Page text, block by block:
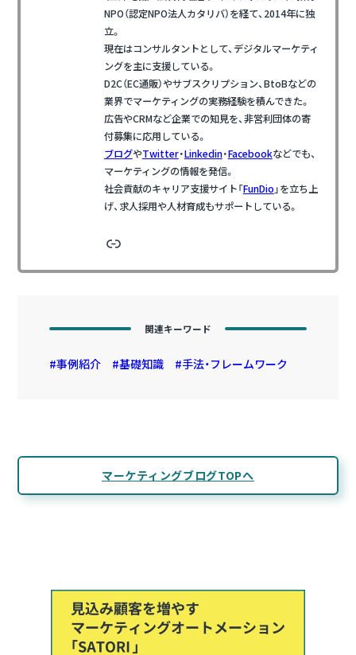
NPO（認定NPO法人カタリバ）を経て、2014年に独
立。
現在はコンサルタントとして、デジタルマーケティ
ングを主に支援している。
D2C（EC通販）やサブスクリプション、BtoBなどの
業界でマーケティングの実務経験を積んできた。
広告やCRMなど企業での知見を、非営利団体の寄
付募集に応用している。
ブログやTwitter・Linkedin・Facebookなどでも、
マーケティングの情報を発信。
社会貢献のキャリア支援サイト「FunDio」を立ち上
げ、求人採用や人材育成もサポートしている。
リンク
関連キーワード
事例紹介 基礎知識 手法・フレームワーク
マーケティングブログTOPへ